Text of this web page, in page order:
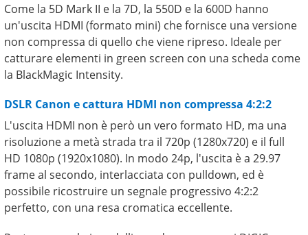
Come la 5D Mark II e la 7D, la 550D e la 600D hanno
un'uscita HDMI (formato mini) che fornisce una versione
non compressa di quello che viene ripreso. Ideale per
catturare elementi in green screen con una scheda come
la BlackMagic Intensity.
DSLR Canon e cattura HDMI non compressa 4:2:2
L'uscita HDMI non è però un vero formato HD, ma una
risoluzione a metà strada tra il 720p (1280x720) e il full
HD 1080p (1920x1080). In modo 24p, l'uscita è a 29.97
frame al secondo, interlacciata con pulldown, ed è
possibile ricostruire un segnale progressivo 4:2:2
perfetto, con una resa cromatica eccellente.